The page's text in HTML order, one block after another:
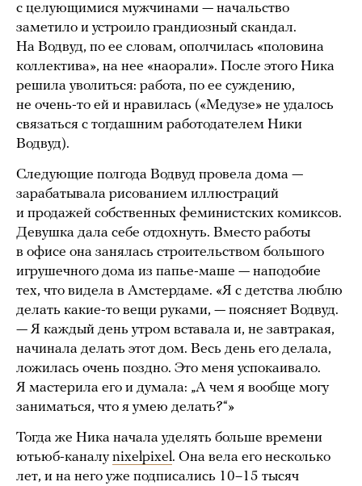
с целующимися мужчинами — начальство
заметило и устроило грандиозный скандал.
На Водвуд, по ее словам, ополчилась «половина
коллектива», на нее «наорали». После этого Ника
решила уволиться: работа, по ее суждению,
не очень-то ей и нравилась («Медузе» не удалось
связаться с тогдашним работодателем Ники
Водвуд).
Следующие полгода Водвуд провела дома —
зарабатывала рисованием иллюстраций
и продажей собственных феминистских комиксов.
Девушка дала себе отдохнуть. Вместо работы
в офисе она занялась строительством большого
игрушечного дома из папье-маше — наподобие
тех, что видела в Амстердаме. «Я с детства люблю
делать какие-то вещи руками, — поясняет Водвуд.
— Я каждый день утром вставала и, не завтракая,
начинала делать этот дом. Весь день его делала,
ложилась очень поздно. Это меня успокаивало.
Я мастерила его и думала: „А чем я вообще могу
заниматься, что я умею делать?“»
Тогда же Ника начала уделять больше времени
ютьюб-каналуnixelpixel. Она вела его несколько
лет, и на него уже подписались 10–15 тысяч